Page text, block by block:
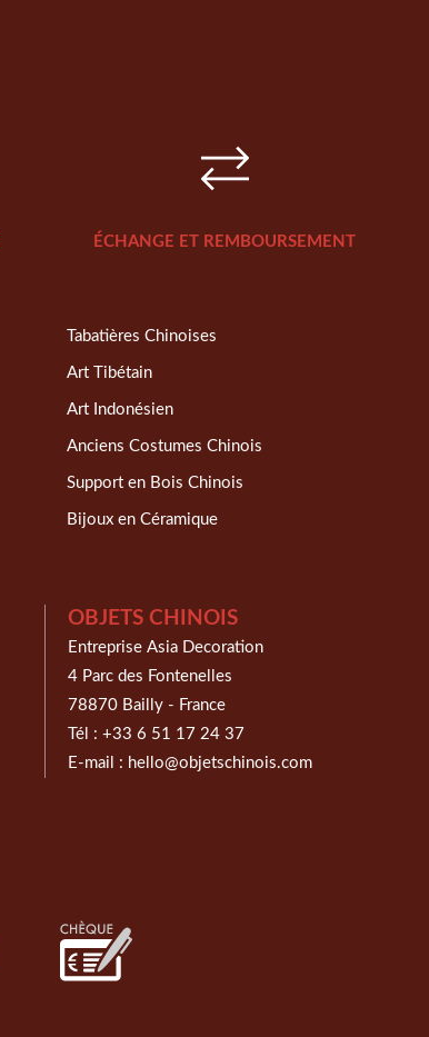
ÉCHANGE ET REMBOURSEMENT
Tabatières Chinoises
Art Tibétain
Art Indonésien
Anciens Costumes Chinois
Support en Bois Chinois
Bijoux en Céramique
OBJETS CHINOIS
Entreprise Asia Decoration
4 Parc des Fontenelles
78870 Bailly - France
Tél : +33 6 51 17 24 37
E-mail : hello@objetschinois.com